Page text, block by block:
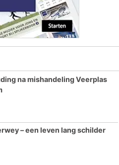
na mishandeling Veerplas
– een leven lang schilder